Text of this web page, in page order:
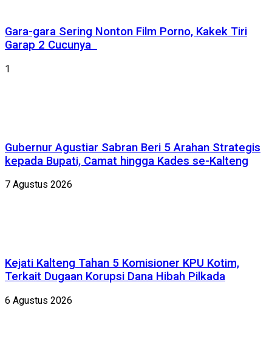
Gara-gara Sering Nonton Film Porno, Kakek Tiri
Garap 2 Cucunya
1
Gubernur Agustiar Sabran Beri 5 Arahan Strategis
kepada Bupati, Camat hingga Kades se-Kalteng
7 Agustus 2026
Kejati Kalteng Tahan 5 Komisioner KPU Kotim,
Terkait Dugaan Korupsi Dana Hibah Pilkada
6 Agustus 2026